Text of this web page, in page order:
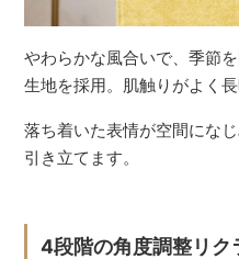
やわらかな風合いで、季節
生地を採用。肌触りがよく
落ち着いた表情が空間にな
引き立てます。
4段階の角度調整リク